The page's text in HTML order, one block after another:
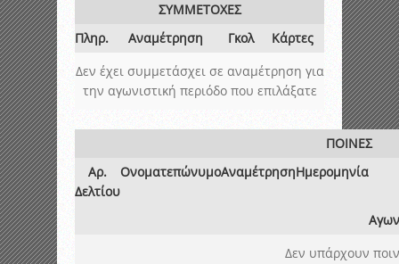
ΣΥΜΜΕΤΟΧΕΣ
Πληρ.
Αναμέτρηση Γκολ
Κάρτες
Δεν έχει συμμετάσχει σε αναμέτρηση για
την αγωνιστική περιόδο που επιλάξατε
ΠΟΙΝΕΣ
Αρ.
Δελτίου
ΟνοματεπώνυμοΑναμέτρησηΗμερομηνία
Δεν υπάρχουν